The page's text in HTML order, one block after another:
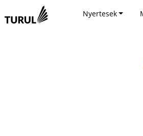
Nyertesek